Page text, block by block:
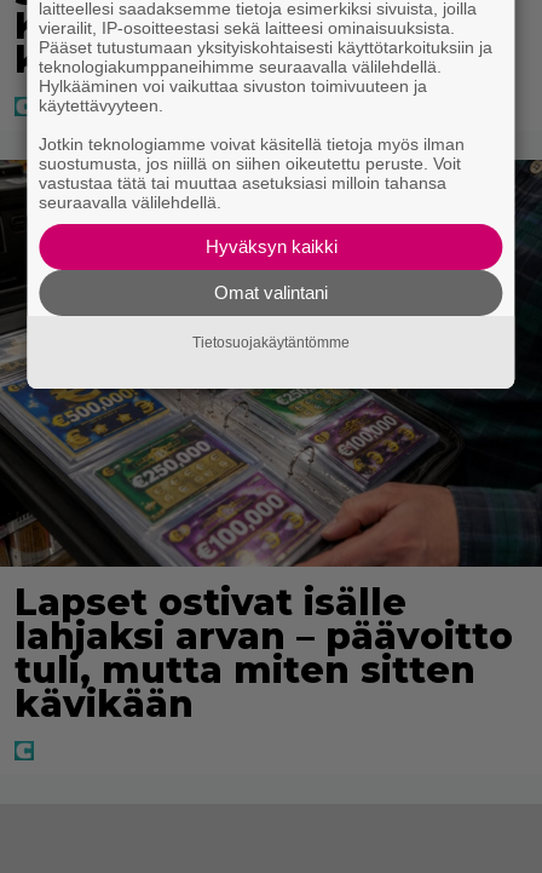
Kastanja Rauhala – Joel
kertoo nyt kaiken
Lapset ostivat isälle
lahjaksi arvan – päävoitto
tuli, mutta miten sitten
kävikään
laitteellesi saadaksemme tietoja esimerkiksi sivuista, joilla
vierailit, IP-osoitteestasi sekä laitteesi ominaisuuksista.
Pääset tutustumaan yksityiskohtaisesti käyttötarkoituksiin ja
teknologiakumppaneihimme seuraavalla välilehdellä.
Hylkääminen voi vaikuttaa sivuston toimivuuteen ja
käytettävyyteen.
Jotkin teknologiamme voivat käsitellä tietoja myös ilman
suostumusta, jos niillä on siihen oikeutettu peruste. Voit
vastustaa tätä tai muuttaa asetuksiasi milloin tahansa
seuraavalla välilehdellä.
Hyväksyn kaikki
Omat valintani
Tietosuojakäytäntömme